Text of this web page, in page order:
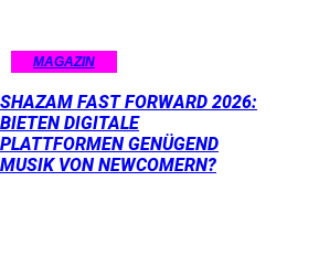
MAGAZIN
SHAZAM FAST FORWARD 2026:
BIETEN DIGITALE
PLATTFORMEN GENÜGEND
MUSIK VON NEWCOMERN?